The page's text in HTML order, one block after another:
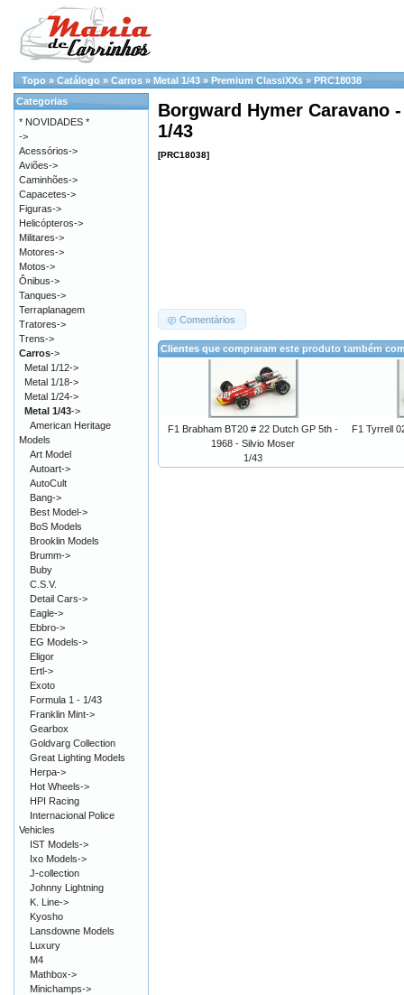
Topo » Catálogo » Carros » Metal 1/43 » Premium ClassiXXs » PRC18038
Borgward Hymer Caravano
1/43
[PRC18038]
Comentários
Clientes que compraram este produto também
F1 Brabham BT20 # 22 Dutch GP 5th -
1968 - Silvio Moser
1/43
F1 Tyrrell
Categorias
* NOVIDADES *
->
Acessórios->
Aviões->
Caminhões->
Capacetes->
Figuras->
Helicópteros->
Militares->
Motores->
Motos->
Ônibus->
Tanques->
Terraplanagem
Tratores->
Trens->
Carros->
Metal 1/12->
Metal 1/18->
Metal 1/24->
Metal 1/43->
American Heritage
Models
Art Model
Autoart->
AutoCult
Bang->
Best Model->
BoS Models
Brooklin Models
Brumm->
Buby
C.S.V.
Detail Cars->
Eagle->
Ebbro->
EG Models->
Eligor
Ertl->
Exoto
Formula 1 - 1/43
Franklin Mint->
Gearbox
Goldvarg Collection
Great Lighting Models
Herpa->
Hot Wheels->
HPI Racing
Internacional Police
Vehicles
IST Models->
Ixo Models->
J-collection
Johnny Lightning
K. Line->
Kyosho
Lansdowne Models
Luxury
M4
Mathbox->
Minichamps->